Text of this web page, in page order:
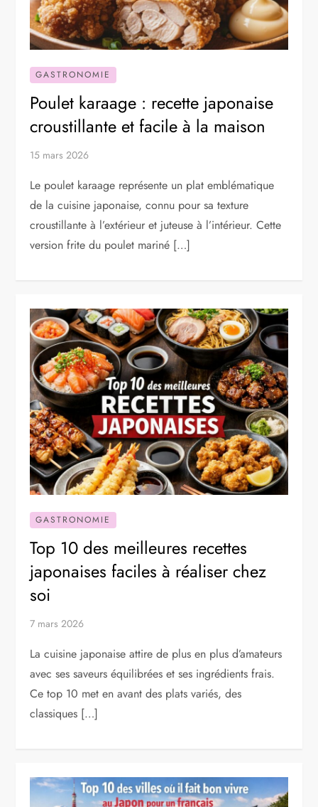
GASTRONOMIE
Poulet karaage : recette japonaise
croustillante et facile à la maison
15 mars 2026
Le poulet karaage représente un plat emblématique
de la cuisine japonaise, connu pour sa texture
croustillante à l’extérieur et juteuse à l’intérieur. Cette
version frite du poulet mariné […]
GASTRONOMIE
Top 10 des meilleures recettes
japonaises faciles à réaliser chez
soi
7 mars 2026
La cuisine japonaise attire de plus en plus d’amateurs
avec ses saveurs équilibrées et ses ingrédients frais.
Ce top 10 met en avant des plats variés, des
classiques […]